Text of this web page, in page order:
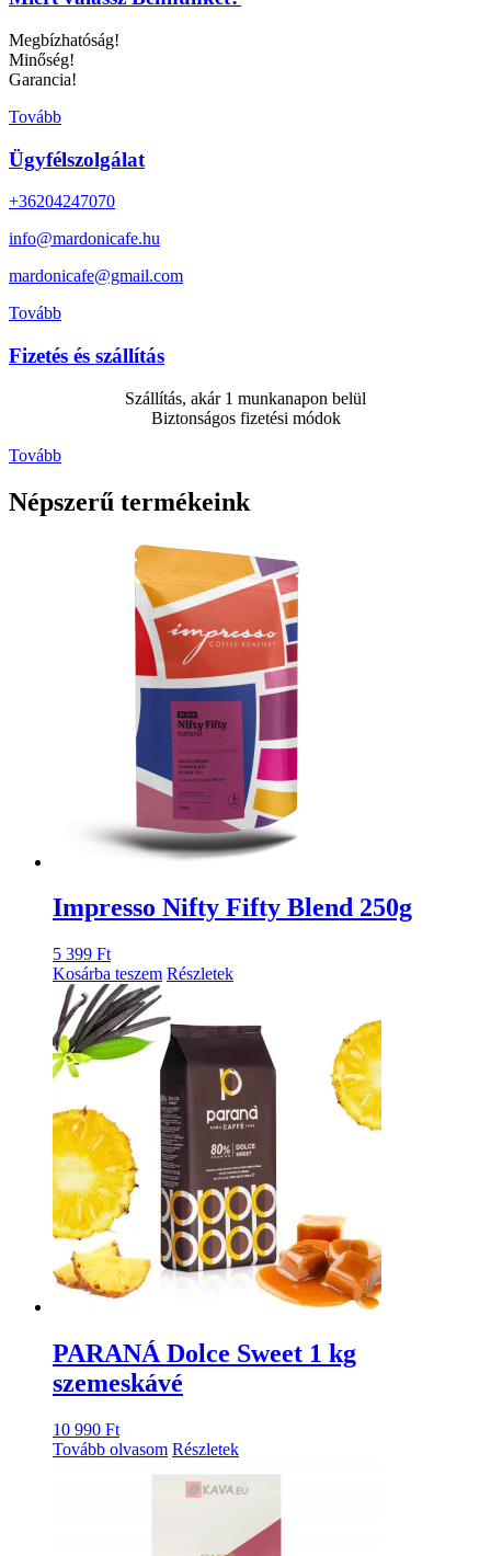
Megbízhatóság!
Minőség!
Garancia!
Tovább
Ügyfélszolgálat
+36204247070
info@mardonicafe.hu
mardonicafe@gmail.com
Tovább
Fizetés és szállítás
Szállítás, akár 1 munkanapon belül
Biztonságos fizetési módok
Tovább
Népszerű termékeink
Impresso Nifty Fifty Blend 250g
5 399 Ft
Kosárba teszem Részletek
PARANÁ Dolce Sweet 1 kg
szemeskávé
10 990 Ft
Tovább olvasom Részletek